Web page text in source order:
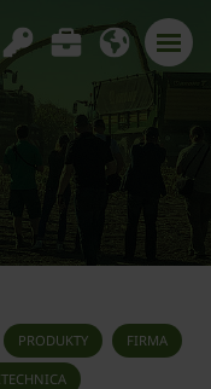
PRODUKTY FIRMA